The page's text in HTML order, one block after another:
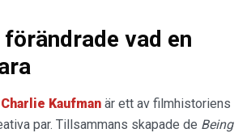
förändrade vad en
Charlie Kaufman är ett av filmhistoriens
par. Tillsammans skapade de Being